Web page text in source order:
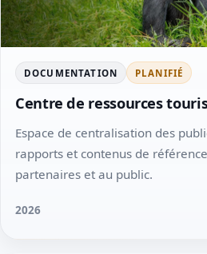
DOCUMENTATION PLANIFIÉ
Centre de ressources
Espace de centralisation des
rapports et contenus de
partenaires et au public.
2026